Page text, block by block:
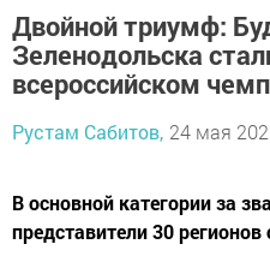
Двойной триумф:
Зеленодольска
всероссийском
Рустам Сабитов, 24 мая
В основной категории за
представители 30 регионов